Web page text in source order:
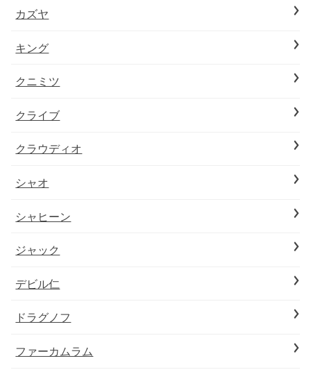
カズヤ
キング
クニミツ
クライブ
クラウディオ
シャオ
シャヒーン
ジャック
デビル仁
ドラグノフ
ファーカムラム